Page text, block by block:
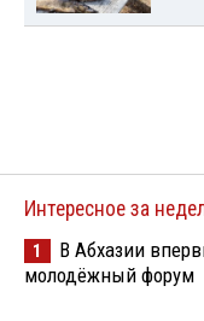
Интересное за
1
В Абхазии
молодёжный форум